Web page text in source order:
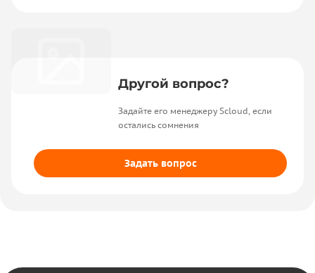
Другой вопрос?
Задайте его менеджеру Scloud, если
остались сомнения
Задать вопрос